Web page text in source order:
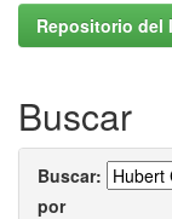
Repositorio del
Buscar
Buscar:
por